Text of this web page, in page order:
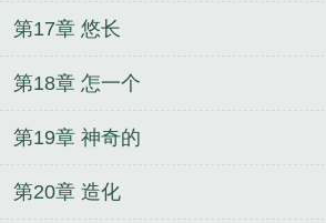
第17章 悠长
第18章 怎一个
第19章 神奇的
第20章 造化